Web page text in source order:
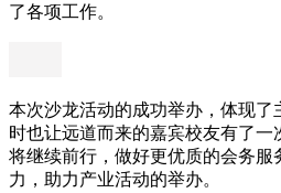
了各项工作。
本次沙龙活动的成功举办，体现了
时也让远道而来的嘉宾校友有了
将继续前行，做好更优质的会务
力，助力产业活动的举办。